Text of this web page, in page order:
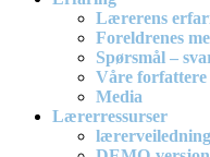
Lærerens
Foreldrenes
Spørsmål –
Våre forfattere
Media
Lærerressurser
lærerveiledning